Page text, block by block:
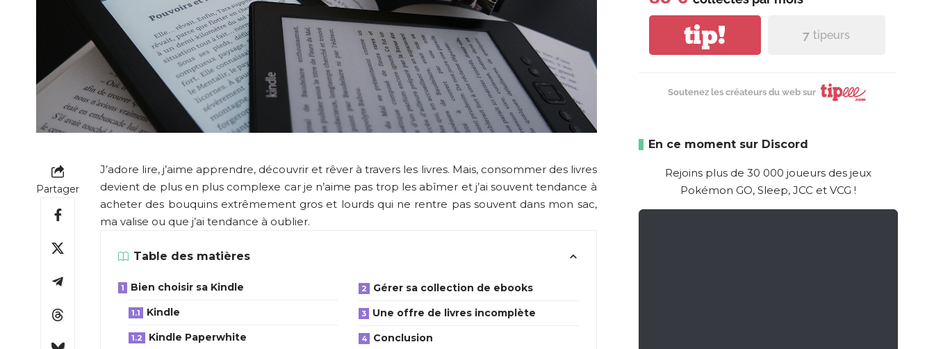
Partager
J’adore lire, j’aime apprendre, découvrir et rêver à travers les livres. Mais, consommer des livres
devient de plus en plus complexe car je n’aime pas trop les abîmer et j’ai souvent tendance à
acheter des bouquins extrêmement gros et lourds qui ne rentre pas souvent dans mon sac,
ma valise ou que j’ai tendance à oublier.
Table des matières
Bien choisir sa Kindle
Kindle
Kindle Paperwhite
Gérer sa collection de ebooks
Une offre de livres incomplète
Conclusion
tip! 7 tipeurs
Soutenez les créateurs du web sur
En ce moment sur Discord
Rejoins plus de 30 000 joueurs des jeux
Pokémon GO, Sleep, JCC et VCG !